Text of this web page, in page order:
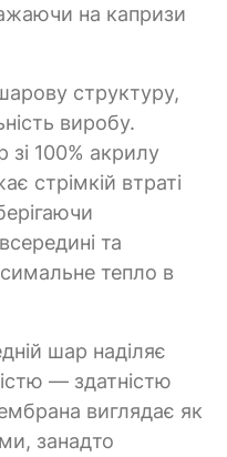
на капризи
структуру,
виробу.
100% акрилу
стрімкій втраті
та
тепло в
шар наділяє
— здатністю
виглядає як
занадто